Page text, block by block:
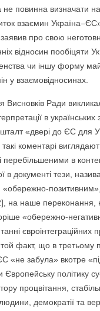
не повинна визначати
взаємин
про свою
відносин пообіцяти
чи іншу форму
у взаємовідносинах.
Висновків Ради
в
«двері до ЄС для
такі коментарі
в
в документі тези,
на наше
«обережно-
євроінтеграційних
факт, що в третьому
«не забула» вкотре
Європейську політику
процвітання,
демократії та